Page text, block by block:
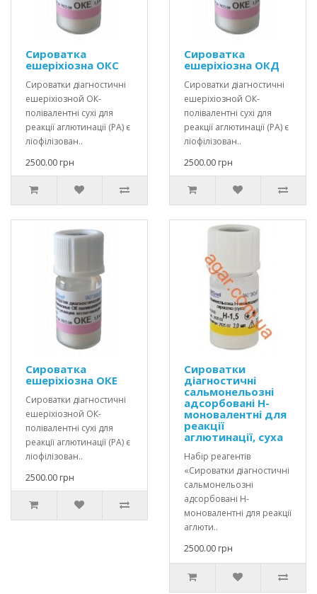
Сироватка
ешеріхіозна ОКС
Сироватки діагностичні
ешеріхіозной ОК-
полівалентні сухі для
реакції аглютинації (РА) є
ліофілізован..
2500.00 грн
Сироватка
ешеріхіозна ОКД
Сироватки діагностичні
ешеріхіозной ОК-
полівалентні сухі для
реакції аглютинації (РА) є
ліофілізован..
2500.00 грн
Сироватка
ешеріхіозна ОКЕ
Сироватки діагностичні
ешеріхіозной ОК-
полівалентні сухі для
реакції аглютинації (РА) є
ліофілізован..
2500.00 грн
Сироватки
діагностичні
сальмонельозні
адсорбовані H-
моновалентні для
реакції
аглютинації, суха
Набір реагентів
«Сироватки діагностичні
сальмонельозні
адсорбовані H-
моновалентні для реакції
аглюти..
2500.00 грн